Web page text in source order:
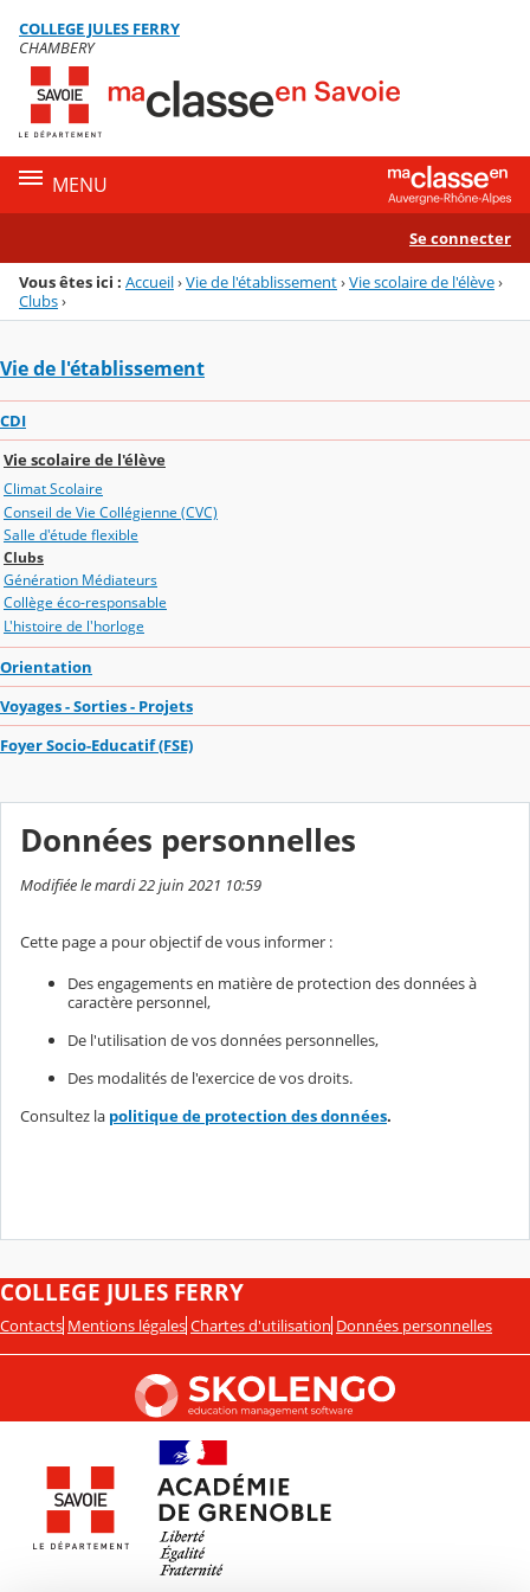
Menu de la rubrique
Contenu
COLLEGE JULES FERRY
CHAMBERY
MENU
Se connecter
Vous êtes ici : Accueil›Vie de l'établissement›Vie scolaire de l'élève›
Clubs›
Vie de l'établissement
CDI
Vie scolaire de l'élève
Climat Scolaire
Conseil de Vie Collégienne (CVC)
Salle d'étude flexible
Clubs
Génération Médiateurs
Collège éco-responsable
L'histoire de l'horloge
Orientation
Voyages - Sorties - Projets
Foyer Socio-Educatif (FSE)
Données personnelles
Modifiée le mardi 22 juin 2021 10:59
Cette page a pour objectif de vous informer :
Des engagements en matière de protection des données à
caractère personnel,
De l'utilisation de vos données personnelles,
Des modalités de l'exercice de vos droits.
Consultez la politique de protection des données.
COLLEGE JULES FERRY
Contacts Mentions légales Chartes d'utilisation Données personnelles